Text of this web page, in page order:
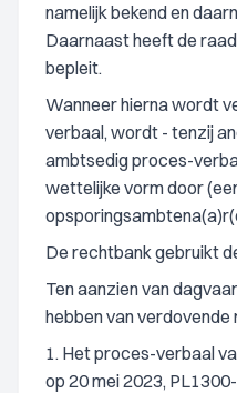
namelijk bekend en
Daarnaast heeft de
bepleit.
Wanneer hierna wordt
verbaal, wordt - tenzij
ambtsedig proces-
wettelijke vorm door
De rechtbank gebruikt
Ten aanzien van
hebben van verdovende
1. Het proces-verbaal
op 20 mei 2023,